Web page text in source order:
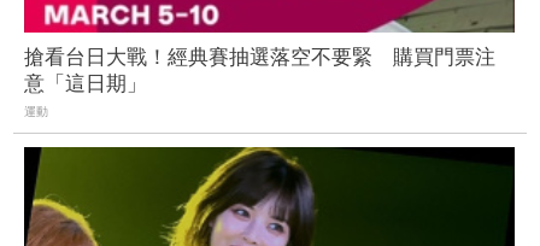
搶看台日大戰！經典賽抽選落空不要緊 購買門票注
意「這日期」
運動